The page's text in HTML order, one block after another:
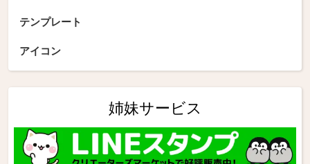
テンプレート
アイコン
姉妹サービス